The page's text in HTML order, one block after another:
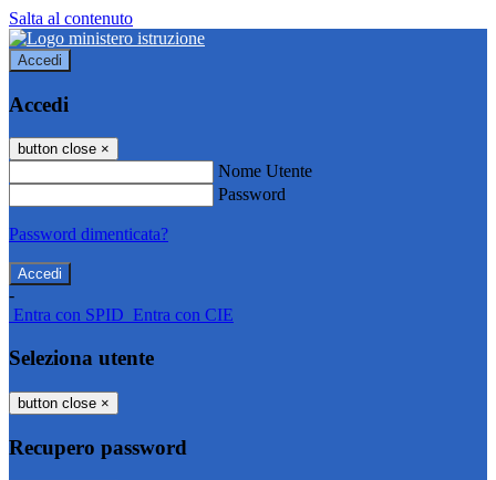
Salta al contenuto
Accedi
Accedi
button close ×
Nome Utente
Password
Password dimenticata?
-
Entra con SPID Entra con CIE
Seleziona utente
button close ×
Recupero password